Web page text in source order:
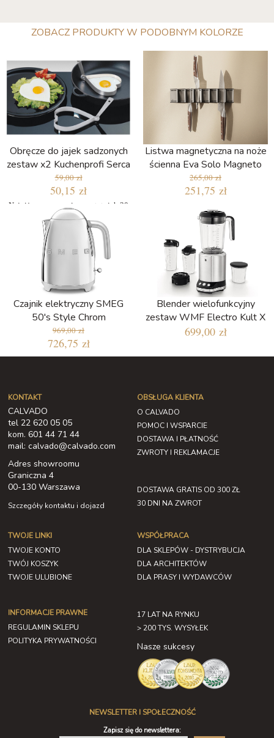
ZOBACZ PRODUKTY W PODOBNYM KOLORZE
Obręcze do jajek sadzonych
zestaw x2 Kuchenprofi Serca
59,00 zł
50,15 zł
Najniższa cena w ciągu ostatnich 30
dni: 50,15 zł
Listwa magnetyczna na noże
ścienna Eva Solo Magneto
265,00 zł
251,75 zł
Czajnik elektryczny SMEG
50's Style Chrom
969,00 zł
726,75 zł
Blender wielofunkcyjny
zestaw WMF Electro Kult X
699,00 zł
KONTAKT
CALVADO
tel 22 620 05 05
kom. 601 44 71 44
mail: calvado@calvado.com
Adres showroomu
Graniczna 4
00-130 Warszawa
Szczegóły kontaktu i dojazd
OBSŁUGA KLIENTA
O CALVADO
POMOC I WSPARCIE
DOSTAWA I PŁATNOŚĆ
ZWROTY I REKLAMACJE
DOSTAWA GRATIS OD 300 ZŁ
30 DNI NA ZWROT
TWOJE LINKI
TWOJE KONTO
TWÓJ KOSZYK
TWOJE ULUBIONE
INFORMACJE PRAWNE
REGULAMIN SKLEPU
POLITYKA PRYWATNOŚCI
WSPÓŁPRACA
DLA SKLEPÓW - DYSTRYBUCJA
DLA ARCHITEKTÓW
DLA PRASY I WYDAWCÓW
17 LAT NA RYNKU
> 200 TYS. WYSYŁEK
Nasze sukcesy
NEWSLETTER I SPOŁECZNOŚĆ
Zapisz się do newslettera: